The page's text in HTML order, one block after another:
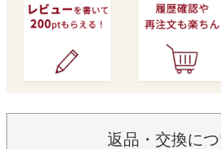
返品・交換に